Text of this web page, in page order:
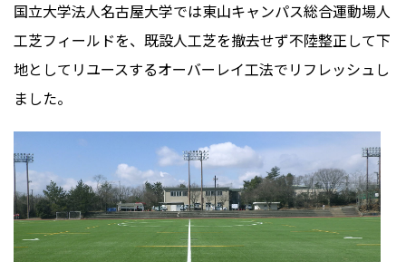
国立大学法人名古屋大学では東山キャンパス総合運動場人
工芝フィールドを、既設人工芝を撤去せず不陸整正して下
地としてリユースするオーバーレイ工法でリフレッシュし
ました。